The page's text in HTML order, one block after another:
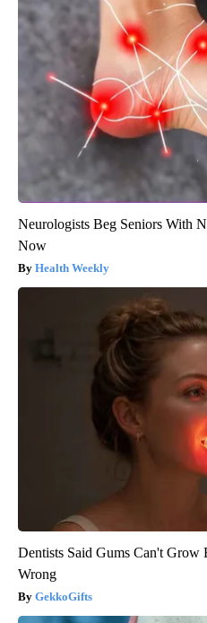
Neurologists Beg Seniors With
Now
Health Weekly
Dentists Said Gums Can't
Wrong
GekkoGifts